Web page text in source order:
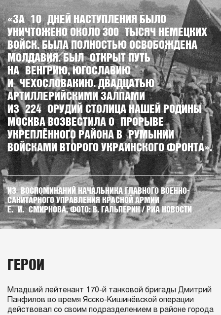
«ЗА 10 ДНЕЙ НАСТУПЛЕНИЯ БЫЛО
УНИЧТОЖЕНО ОКОЛО 300 ТЫСЯЧ НЕМЕЦКИХ
ВОЙСК. БЫЛА ПОЛНОСТЬЮ ОСВОБОЖДЕНА
МОЛДАВИЯ. БЫЛ ОТКРЫТ ПУТЬ
НА ВЕНГРИЮ, ЮГОСЛАВИЮ
И ЧЕХОСЛОВАКИЮ. ДВАДЦАТЬЮ
АРТИЛЛЕРИЙСКИМИ ЗАЛПАМИ
ИЗ 224 ОРУДИЙ СТОЛИЦА НАШЕЙ РОДИНЫ
МОСКВА ВОЗВЕСТИЛА О ПРОРЫВЕ
УКРЕПЛЁННОГО РАЙОНА В РУМЫНИИ
ВОЙСКАМИ ВТОРОГО УКРАИНСКОГО ФРОНТА».
ИЗ ВОСПОМИНАНИЙ НАЧАЛЬНИКА ГЛАВНОГО ВОЕННО-
САНИТАРНОГО УПРАВЛЕНИЯ КРАСНОЙ АРМИИ
Е. И. СМИРНОВА. ФОТО: В. ГАЛЬПЕРИН / РИА НОВОСТИ
ГЕРОИ
Младший лейтенант 170-й танковой бригады Дмитрий
Панфилов во время Ясско-Кишинёвской операции
действовал со своим подразделением в районе города